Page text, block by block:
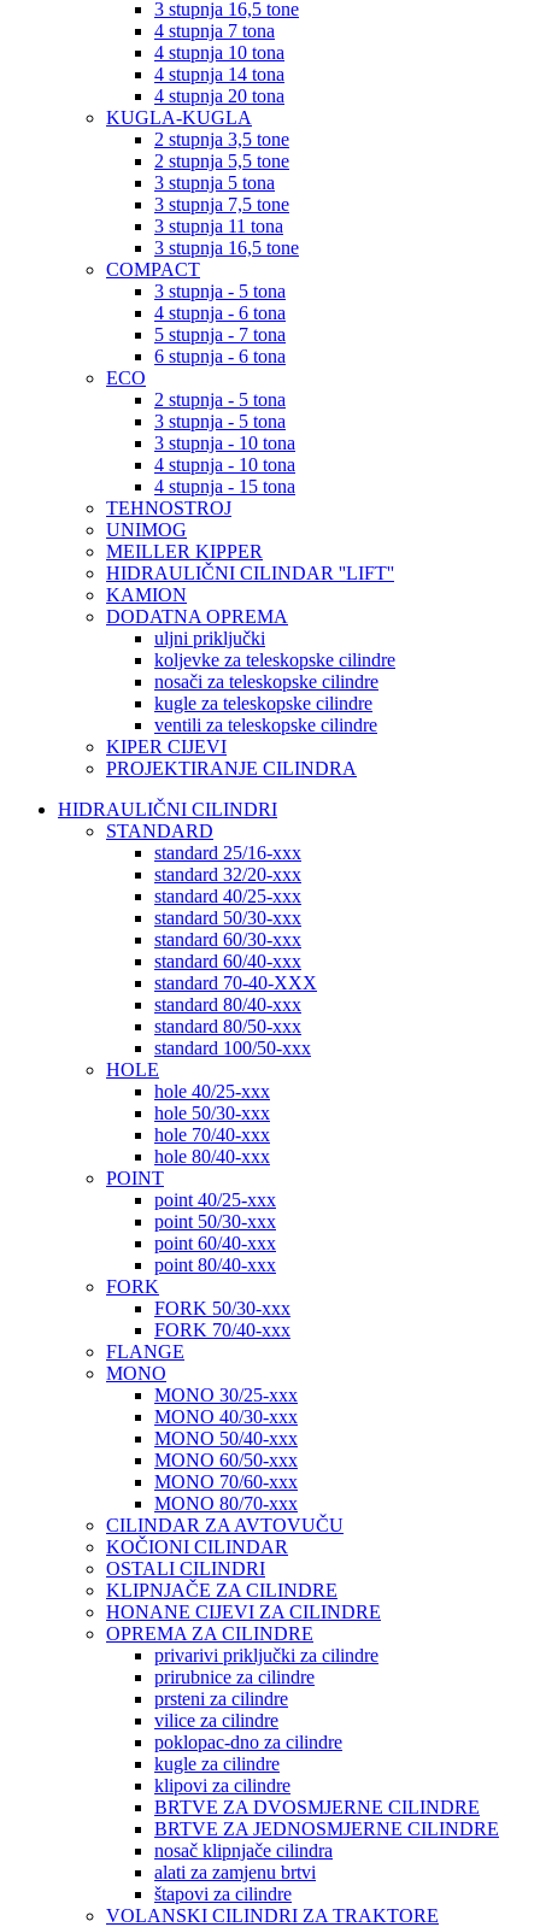
3 stupnja 16,5 tone
4 stupnja 7 tona
4 stupnja 10 tona
4 stupnja 14 tona
4 stupnja 20 tona
KUGLA-KUGLA
2 stupnja 3,5 tone
2 stupnja 5,5 tone
3 stupnja 5 tona
3 stupnja 7,5 tone
3 stupnja 11 tona
3 stupnja 16,5 tone
COMPACT
3 stupnja - 5 tona
4 stupnja - 6 tona
5 stupnja - 7 tona
6 stupnja - 6 tona
ECO
2 stupnja - 5 tona
3 stupnja - 5 tona
3 stupnja - 10 tona
4 stupnja - 10 tona
4 stupnja - 15 tona
TEHNOSTROJ
UNIMOG
MEILLER KIPPER
HIDRAULIČNI CILINDAR ''LIFT''
KAMION
DODATNA OPREMA
uljni priključki
koljevke za teleskopske cilindre
nosači za teleskopske cilindre
kugle za teleskopske cilindre
ventili za teleskopske cilindre
KIPER CIJEVI
PROJEKTIRANJE CILINDRA
HIDRAULIČNI CILINDRI
STANDARD
standard 25/16-xxx
standard 32/20-xxx
standard 40/25-xxx
standard 50/30-xxx
standard 60/30-xxx
standard 60/40-xxx
standard 70-40-XXX
standard 80/40-xxx
standard 80/50-xxx
standard 100/50-xxx
HOLE
hole 40/25-xxx
hole 50/30-xxx
hole 70/40-xxx
hole 80/40-xxx
POINT
point 40/25-xxx
point 50/30-xxx
point 60/40-xxx
point 80/40-xxx
FORK
FORK 50/30-xxx
FORK 70/40-xxx
FLANGE
MONO
MONO 30/25-xxx
MONO 40/30-xxx
MONO 50/40-xxx
MONO 60/50-xxx
MONO 70/60-xxx
MONO 80/70-xxx
CILINDAR ZA AVTOVUČU
KOČIONI CILINDAR
OSTALI CILINDRI
KLIPNJAČE ZA CILINDRE
HONANE CIJEVI ZA CILINDRE
OPREMA ZA CILINDRE
privarivi priključki za cilindre
prirubnice za cilindre
prsteni za cilindre
vilice za cilindre
poklopac-dno za cilindre
kugle za cilindre
klipovi za cilindre
BRTVE ZA DVOSMJERNE CILINDRE
BRTVE ZA JEDNOSMJERNE CILINDRE
nosač klipnjače cilindra
alati za zamjenu brtvi
štapovi za cilindre
VOLANSKI CILINDRI ZA TRAKTORE